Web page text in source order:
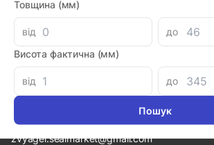
Товщина (мм)
від
до
Висота фактична (мм)
від до
Популярні категорії
Контакти
Волинська обл. с. Рованці, вул. Тополева, 40
050 10 66 771
sales.sealmarket@gmail.com
zvyagel.sealmarket@gmail.com